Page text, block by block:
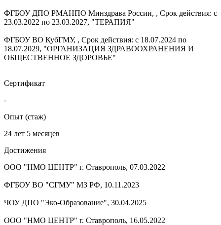
ФГБОУ ДПО РМАНПО Минздрава России, , Срок действия: с
23.03.2022 по 23.03.2027, "ТЕРАПИЯ"
ФГБОУ ВО КубГМУ, , Срок действия: с 18.07.2024 по
18.07.2029, "ОРГАНИЗАЦИЯ ЗДРАВООХРАНЕНИЯ И
ОБЩЕСТВЕННОЕ ЗДОРОВЬЕ"
Сертификат
-
Опыт (стаж)
24 лет 5 месяцев
Достижения
ООО "НМО ЦЕНТР" г. Ставрополь, 07.03.2022
ФГБОУ ВО "СГМУ" МЗ РФ, 10.11.2023
ЧОУ ДПО "Эко-Образование", 30.04.2025
ООО "НМО ЦЕНТР" г. Ставрополь, 16.05.2022